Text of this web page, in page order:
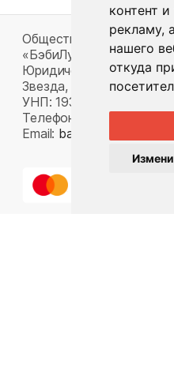
контент
рекламу,
нашего
откуда
Общество с
«БэбиЛук»
Юридический адрес:
Звезда, д. 16, пом. 52
УНП: 193815124
Телефон:
+375 33 392
Email: